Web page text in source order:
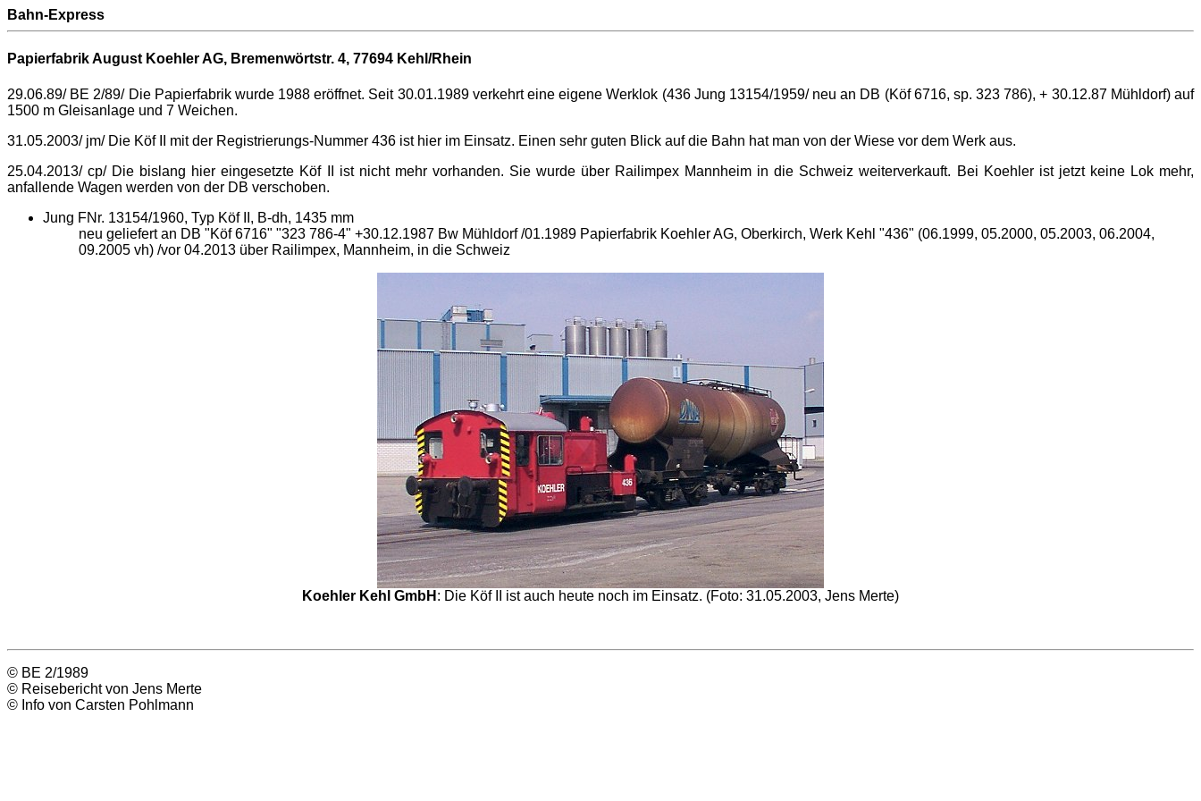
Bahn-Express
Papierfabrik August Koehler AG, Bremenwörtstr. 4, 77694 Kehl/Rhein
29.06.89/ BE 2/89/ Die Papierfabrik wurde 1988 eröffnet. Seit 30.01.1989 verkehrt eine eigene Werklok (436 Jung 13154/1959/ neu an DB (Köf 6716, sp. 323 786), + 30.12.87 Mühldorf) auf
1500 m Gleisanlage und 7 Weichen.
31.05.2003/ jm/ Die Köf II mit der Registrierungs-Nummer 436 ist hier im Einsatz. Einen sehr guten Blick auf die Bahn hat man von der Wiese vor dem Werk aus.
25.04.2013/ cp/ Die bislang hier eingesetzte Köf II ist nicht mehr vorhanden. Sie wurde über Railimpex Mannheim in die Schweiz weiterverkauft. Bei Koehler ist jetzt keine Lok mehr,
anfallende Wagen werden von der DB verschoben.
Jung FNr. 13154/1960, Typ Köf II, B-dh, 1435 mm
neu geliefert an DB "Köf 6716" "323 786-4" +30.12.1987 Bw Mühldorf /01.1989 Papierfabrik Koehler AG, Oberkirch, Werk Kehl "436" (06.1999, 05.2000, 05.2003, 06.2004,
09.2005 vh) /vor 04.2013 über Railimpex, Mannheim, in die Schweiz
Koehler Kehl GmbH : Die Köf II ist auch heute noch im Einsatz. (Foto: 31.05.2003, Jens Merte)
© BE 2/1989
© Reisebericht von Jens Merte
© Info von Carsten Pohlmann